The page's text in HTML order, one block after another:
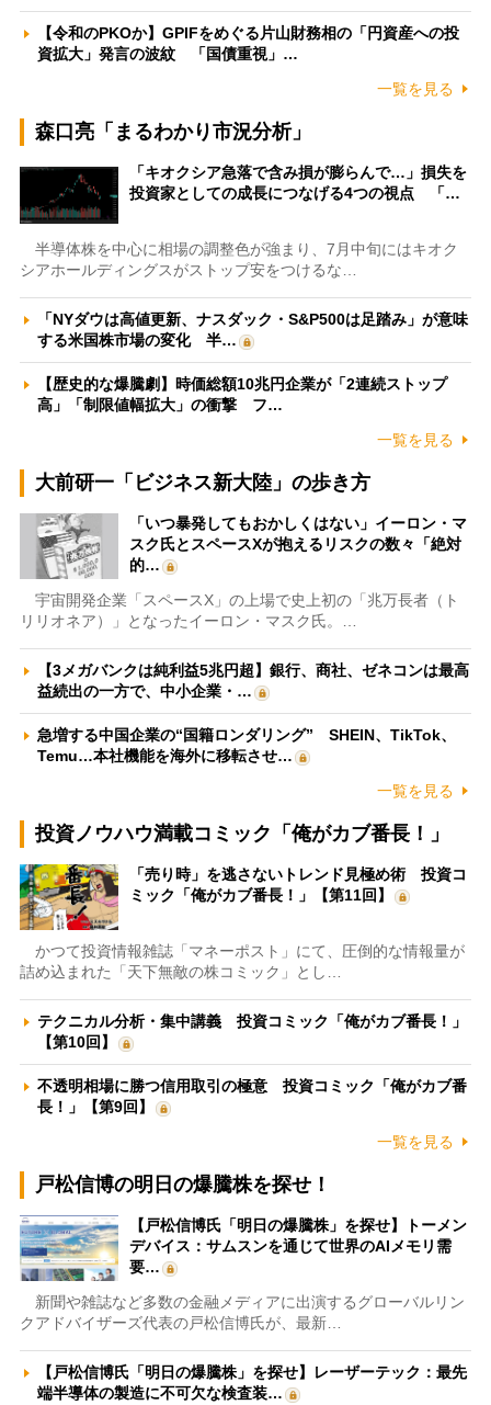
【令和のPKOか】GPIFをめぐる片山財務相の「円資産への投
資拡大」発言の波紋 「国債重視」…
一覧を見る
森口亮「まるわかり市況分析」
「キオクシア急落で含み損が膨らんで…」損失を
投資家としての成長につなげる4つの視点 「…
半導体株を中心に相場の調整色が強まり、7月中旬にはキオク
シアホールディングスがストップ安をつけるな…
「NYダウは高値更新、ナスダック・S&P500は足踏み」が意味
する米国株市場の変化 半…
【歴史的な爆騰劇】時価総額10兆円企業が「2連続ストップ
高」「制限値幅拡大」の衝撃 フ…
一覧を見る
大前研一「ビジネス新大陸」の歩き方
「いつ暴発してもおかしくはない」イーロン・マ
スク氏とスペースXが抱えるリスクの数々「絶対
的…
宇宙開発企業「スペースX」の上場で史上初の「兆万長者（ト
リリオネア）」となったイーロン・マスク氏。…
【3メガバンクは純利益5兆円超】銀行、商社、ゼネコンは最高
益続出の一方で、中小企業・…
急増する中国企業の“国籍ロンダリング” SHEIN、TikTok、
Temu…本社機能を海外に移転させ…
一覧を見る
投資ノウハウ満載コミック「俺がカブ番長！」
「売り時」を逃さないトレンド見極め術 投資コ
ミック「俺がカブ番長！」【第11回】
かつて投資情報雑誌「マネーポスト」にて、圧倒的な情報量が
詰め込まれた「天下無敵の株コミック」とし…
テクニカル分析・集中講義 投資コミック「俺がカブ番長！」
【第10回】
不透明相場に勝つ信用取引の極意 投資コミック「俺がカブ番
長！」【第9回】
一覧を見る
戸松信博の明日の爆騰株を探せ！
【戸松信博氏「明日の爆騰株」を探せ】トーメン
デバイス：サムスンを通じて世界のAIメモリ需
要…
新聞や雑誌など多数の金融メディアに出演するグローバルリン
クアドバイザーズ代表の戸松信博氏が、最新…
【戸松信博氏「明日の爆騰株」を探せ】レーザーテック：最先
端半導体の製造に不可欠な検査装…